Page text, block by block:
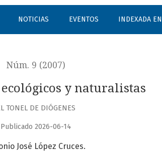
NOTICIAS EVENTOS INDEXADA EN
Núm. 9 (2007)
y naturalistas
TONEL DE DIÓGENES
Publicado 2026-06-14
José López Cruces.